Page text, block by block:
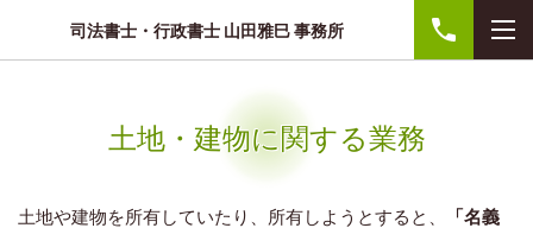
司法書士・行政書士 山田雅巳 事務所
土地・建物に関する業務
土地や建物を所有していたり、所有しようとすると、
「名義